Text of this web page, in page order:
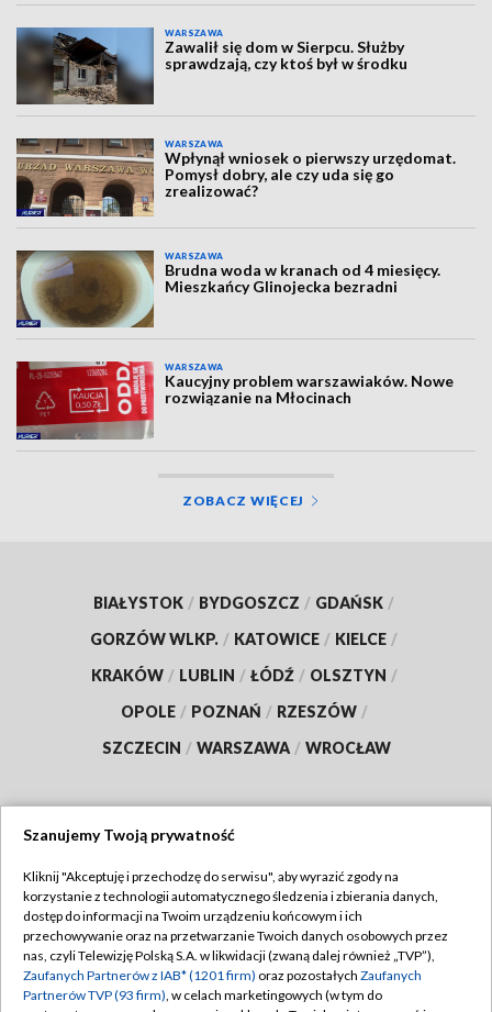
WARSZAWA
Zawalił się dom w Sierpcu. Służby
sprawdzają, czy ktoś był w środku
WARSZAWA
Wpłynął wniosek o pierwszy urzędomat.
Pomysł dobry, ale czy uda się go
zrealizować?
WARSZAWA
Brudna woda w kranach od 4 miesięcy.
Mieszkańcy Glinojecka bezradni
WARSZAWA
Kaucyjny problem warszawiaków. Nowe
rozwiązanie na Młocinach
ZOBACZ WIĘCEJ
BIAŁYSTOK / BYDGOSZCZ / GDAŃSK /
GORZÓW WLKP. / KATOWICE / KIELCE /
KRAKÓW / LUBLIN / ŁÓDŹ / OLSZTYN /
OPOLE / POZNAŃ / RZESZÓW /
SZCZECIN / WARSZAWA / WROCŁAW
TVP
Abonament TVP
Emisja w TVP
Centrum informacji TVP
Regulamin TVP
Polityka prywatności
Szanujemy Twoją prywatność
Kliknij "Akceptuję i przechodzę do serwisu", aby wyrazić zgody na
korzystanie z technologii automatycznego śledzenia i zbierania danych,
dostęp do informacji na Twoim urządzeniu końcowym i ich
przechowywanie oraz na przetwarzanie Twoich danych osobowych przez
nas, czyli Telewizję Polską S.A. w likwidacji (zwaną dalej również „TVP”),
Zaufanych Partnerów z IAB* (1201 firm) oraz pozostałych Zaufanych
Partnerów TVP (93 firm), w celach marketingowych (w tym do